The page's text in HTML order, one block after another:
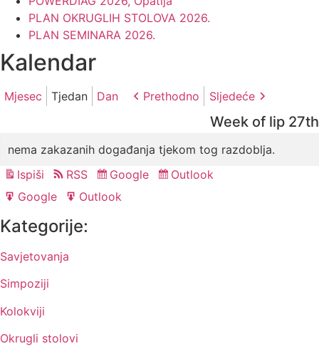
PLAN OKRUGLIH STOLOVA 2026.
PLAN SEMINARA 2026.
Kalendar
Mjesec Tjedan Dan Prethodno Sljedeće
Week of lip 27th
nema zakazanih događanja tjekom tog razdoblja.
Ispiši
Pregled
RSS
Subscribe
in
Google
Subscribe
Outlook
Export
Google
Export
Outlook
Kategorije:
Savjetovanja
Simpoziji
Kolokviji
Okrugli stolovi